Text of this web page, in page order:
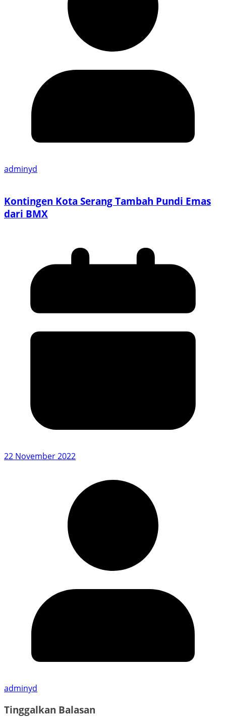
adminyd
Kontingen Kota Serang Tambah Pundi Emas
dari BMX
22 November 2022
adminyd
Tinggalkan Balasan